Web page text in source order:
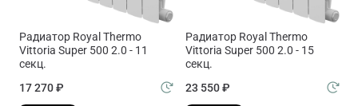
Радиатор Royal Thermo
Vittoria Super 500 2.0 - 11
секц.
17 270 ₽
Радиатор Royal Thermo
Vittoria Super 500 2.0 - 15
секц.
23 550 ₽